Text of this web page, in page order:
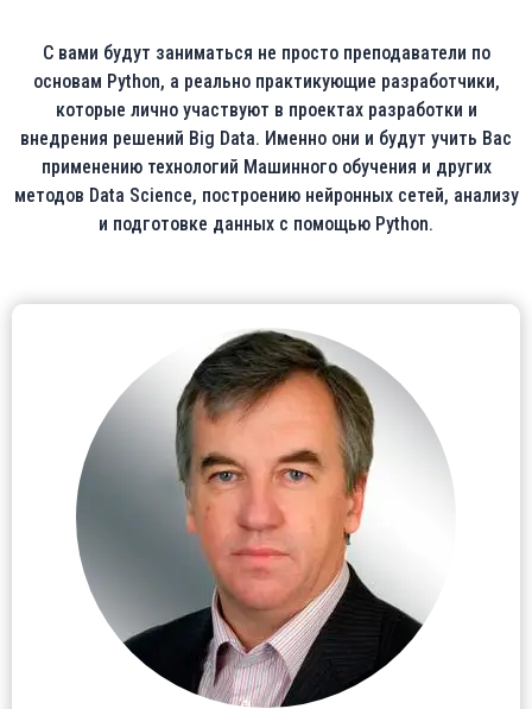
С вами будут заниматься не просто преподаватели по
основам Python, а реально практикующие разработчики,
которые лично участвуют в проектах разработки и
внедрения решений Big Data. Именно они и будут учить Вас
применению технологий Машинного обучения и других
методов Data Science, построению нейронных сетей, анализу
и подготовке данных с помощью Python.